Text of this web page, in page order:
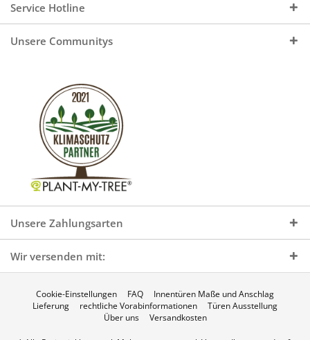
Service Hotline
Unsere Communitys
Unsere Zahlungsarten
Wir versenden mit:
Cookie-Einstellungen FAQ
Innentüren Maße und Anschlag
Lieferung
rechtliche Vorabinformationen
Türen Ausstellung
Über uns
Versandkosten